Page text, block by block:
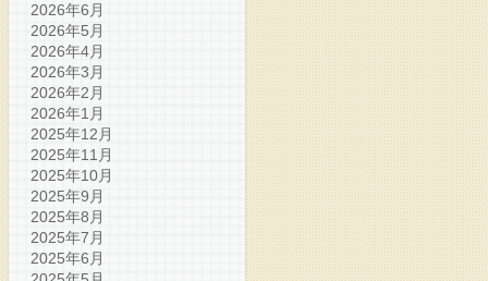
2026年6月
2026年5月
2026年4月
2026年3月
2026年2月
2026年1月
2025年12月
2025年11月
2025年10月
2025年9月
2025年8月
2025年7月
2025年6月